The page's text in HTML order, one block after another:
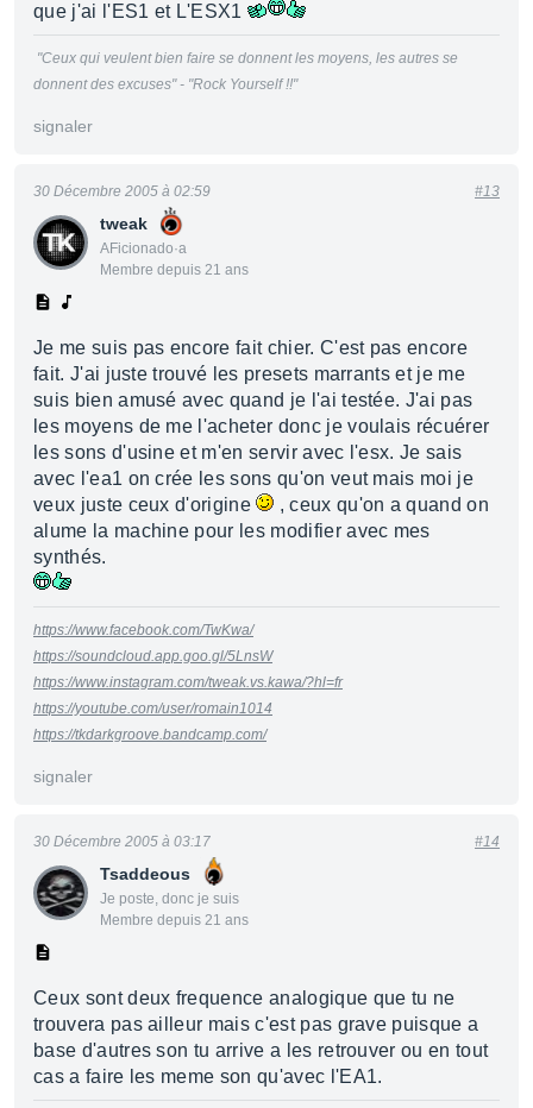
que j'ai l'ES1 et L'ESX1
"Ceux qui veulent bien faire se donnent les moyens, les autres se
donnent des excuses" - "Rock Yourself !!"
signaler
tweak
AFicionado·a
Membre depuis 21 ans
30 Décembre 2005 à 02:59 #13
Je me suis pas encore fait chier. C'est pas encore
fait. J'ai juste trouvé les presets marrants et je me
suis bien amusé avec quand je l'ai testée. J'ai pas
les moyens de me l'acheter donc je voulais récuérer
les sons d'usine et m'en servir avec l'esx. Je sais
avec l'ea1 on crée les sons qu'on veut mais moi je
veux juste ceux d'origine
, ceux qu'on a quand on
alume la machine pour les modifier avec mes
synthés.
https://www.facebook.com/TwKwa/
https://soundcloud.app.goo.gl/5LnsW
https://www.instagram.com/tweak.vs.kawa/?hl=fr
https://youtube.com/user/romain1014
https://tkdarkgroove.bandcamp.com/
signaler
Tsaddeous
Je poste, donc je suis
Membre depuis 21 ans
30 Décembre 2005 à 03:17 #14
Ceux sont deux frequence analogique que tu ne
trouvera pas ailleur mais c'est pas grave puisque a
base d'autres son tu arrive a les retrouver ou en tout
cas a faire les meme son qu'avec l'EA1.